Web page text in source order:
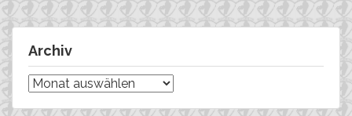
Archiv
Archiv